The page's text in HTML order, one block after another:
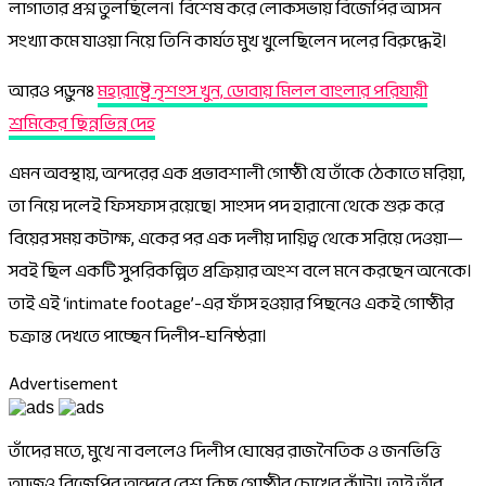
লাগাতার প্রশ্ন তুলছিলেন। বিশেষ করে লোকসভায় বিজেপির আসন
সংখ্যা কমে যাওয়া নিয়ে তিনি কার্যত মুখ খুলেছিলেন দলের বিরুদ্ধেই।
আরও পড়ুনঃমহারাষ্ট্রে নৃশংস খুন, ডোবায় মিলল বাংলার পরিযায়ী
শ্রমিকের ছিন্নভিন্ন দেহ
এমন অবস্থায়, অন্দরের এক প্রভাবশালী গোষ্ঠী যে তাঁকে ঠেকাতে মরিয়া,
তা নিয়ে দলেই ফিসফাস রয়েছে। সাংসদ পদ হারানো থেকে শুরু করে
বিয়ের সময় কটাক্ষ, একের পর এক দলীয় দায়িত্ব থেকে সরিয়ে দেওয়া—
সবই ছিল একটি সুপরিকল্পিত প্রক্রিয়ার অংশ বলে মনে করছেন অনেকে।
তাই এই ‘intimate footage’-এর ফাঁস হওয়ার পিছনেও একই গোষ্ঠীর
চক্রান্ত দেখতে পাচ্ছেন দিলীপ-ঘনিষ্ঠরা।
Advertisement
তাঁদের মতে, মুখে না বললেও দিলীপ ঘোষের রাজনৈতিক ও জনভিত্তি